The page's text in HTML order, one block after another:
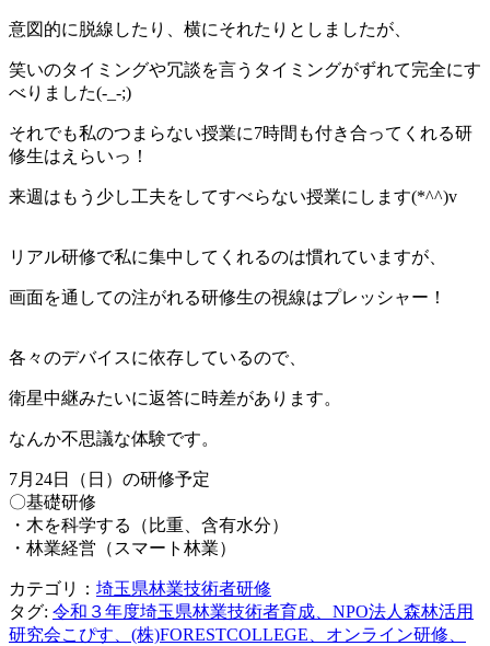
意図的に脱線したり、横にそれたりとしましたが、
笑いのタイミングや冗談を言うタイミングがずれて完全にす
べりました(-_-;)
それでも私のつまらない授業に7時間も付き合ってくれる研
修生はえらいっ！
来週はもう少し工夫をしてすべらない授業にします(*^^)v
リアル研修で私に集中してくれるのは慣れていますが、
画面を通しての注がれる研修生の視線はプレッシャー！
各々のデバイスに依存しているので、
衛星中継みたいに返答に時差があります。
なんか不思議な体験です。
7月24日（日）の研修予定
〇基礎研修
・木を科学する（比重、含有水分）
・林業経営（スマート林業）
カテゴリ： 埼玉県林業技術者研修
タグ: 令和３年度埼玉県林業技術者育成、NPO法人森林活用
研究会こぴす、(株)FORESTCOLLEGE、オンライン研修、